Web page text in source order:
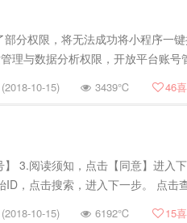
分权限，将无法成功将小程序一
理与数据分析权限，开放平台账号
10-15) 3439℃ 46
3.阅读须知，点击【同意】进入
，点击搜索，进入下一步。 点击
10-15) 6192℃ 15